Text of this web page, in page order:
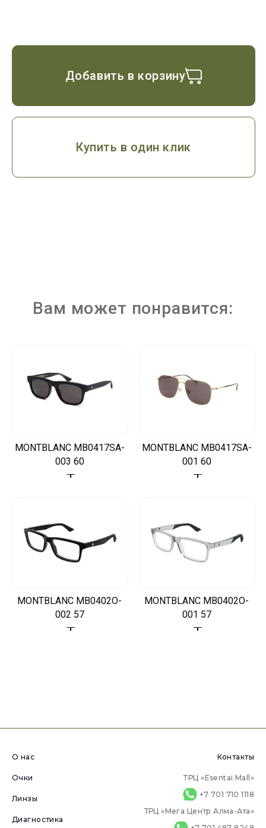
Добавить в корзину
Купить в один клик
Вам может понравится:
MONTBLANC MB0417SA-
003 60
MONTBLANC MB0417SA-
001 60
MONTBLANC MB0402O-
002 57
MONTBLANC MB0402O-
001 57
О нас
Очки
Линзы
Диагностика
Контакты
ТРЦ «Esentai Mall»
+7 701 710 1118
ТРЦ «Мега Центр Алма-Ата»